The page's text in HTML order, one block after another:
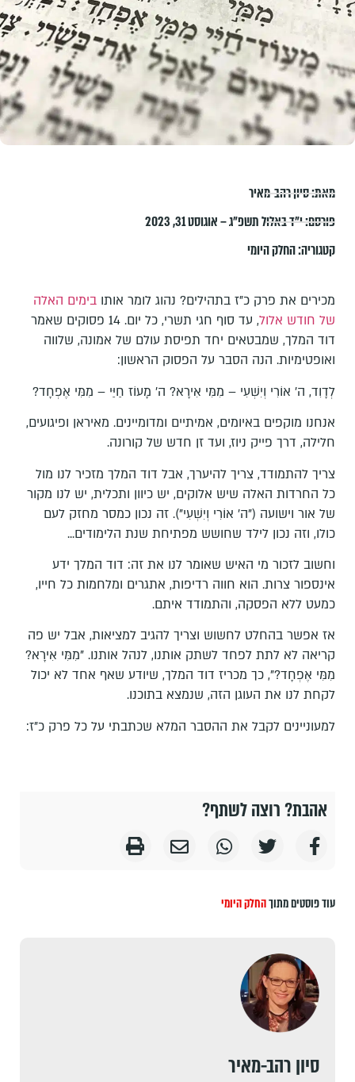
מאת:סיון רהב-מאיר
פורסם:י״ד באלול תשפ״ג – אוגוסט 31, 2023
קטגוריה:החלק היומי
מכירים את פרק כ"ז בתהילים? נהוג לומר אותו בימים האלה
של חודש אלול
, עד סוף חגי תשרי, כל יום. 14 פסוקים שאמר
דוד המלך, שמבטאים יחד תפיסת עולם של אמונה, שלווה
ואופטימיות. הנה הסבר על הפסוק הראשון:
לְדָוִד, ה' אוֹרִי וְיִשְׁעִי – מִמִּי אִירָא? ה' מָעוֹז חַיַּי – מִמִּי אֶפְחָד?
אנחנו מוקפים באיומים, אמיתיים ומדומיינים. מאיראן ופיגועים,
חלילה, דרך פייק ניוז, ועד זן חדש של קורונה.
צריך להתמודד, צריך להיערך, אבל דוד המלך מזכיר לנו מול
כל החרדות האלה שיש אלוקים, יש כיוון ותכלית, יש לנו מקור
של אור וישועה ("ה' אוֹרִי וְיִשְׁעִי"). זה נכון כמסר מחזק לעם
כולו, וזה נכון לילד שחושש מפתיחת שנת הלימודים...
וחשוב לזכור מי האיש שאומר לנו את זה: דוד המלך ידע
אינספור צרות. הוא חווה רדיפות, אתגרים ומלחמות כל חייו,
כמעט ללא הפסקה, והתמודד איתם.
אז אפשר בהחלט לחשוש וצריך להגיב למציאות, אבל יש פה
קריאה לא לתת לפחד לשתק אותנו, לנהל אותנו. "מִמִּי אִירָא?
מִמִּי אֶפְחָד?", כך מכריז דוד המלך, שיודע שאף אחד לא יכול
לקחת לנו את העוגן הזה, שנמצא בתוכנו.
למעוניינים לקבל את ההסבר המלא שכתבתי על כל פרק כ"ז:
אהבת? רוצה לשתף?
עוד פוסטים מתוךהחלק היומי
סיון רהב-מאיר